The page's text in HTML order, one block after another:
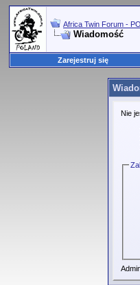
Africa Twin Forum -
Wiadomość
Zarejestruj się
Nie